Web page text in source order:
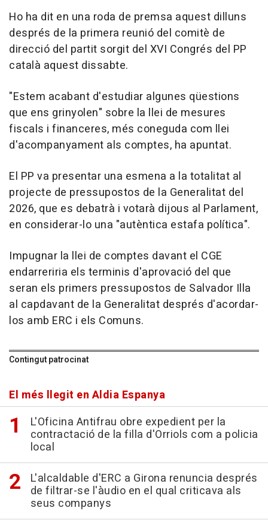
Ho ha dit en una roda de premsa aquest dilluns
després de la primera reunió del comitè de
direcció del partit sorgit del XVI Congrés del PP
català aquest dissabte.
"Estem acabant d'estudiar algunes qüestions
que ens grinyolen" sobre la llei de mesures
fiscals i financeres, més coneguda com llei
d'acompanyament als comptes, ha apuntat.
El PP va presentar una esmena a la totalitat al
projecte de pressupostos de la Generalitat del
2026, que es debatrà i votarà dijous al Parlament,
en considerar-lo una "autèntica estafa política".
Impugnar la llei de comptes davant el CGE
endarreriria els terminis d'aprovació del que
seran els primers pressupostos de Salvador Illa
al capdavant de la Generalitat després d'acordar-
los amb ERC i els Comuns.
Contingut patrocinat
El més llegit en Aldia Espanya
L'Oficina Antifrau obre expedient per la
contractació de la filla d'Orriols com a policia
local
L'alcaldable d'ERC a Girona renuncia després
de filtrar-se l'àudio en el qual criticava als
seus companys